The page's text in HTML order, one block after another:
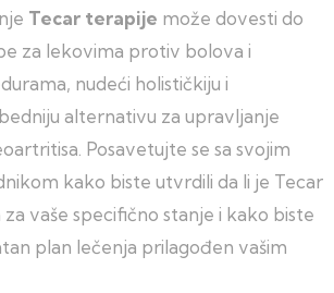
Tecar terapije može dovesti do
za lekovima protiv bolova i
nudeći holističkiju i
alternativu za upravljanje
Posavetujte se sa svojim
kako biste utvrdili da li je Tecar
vaše specifično stanje i kako biste
plan lečenja prilagođen vašim